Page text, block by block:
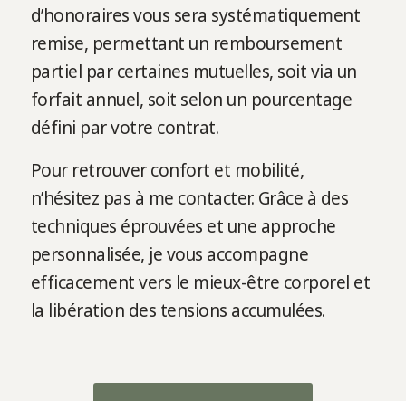
d’honoraires vous sera systématiquement
remise, permettant un remboursement
partiel par certaines mutuelles, soit via un
forfait annuel, soit selon un pourcentage
défini par votre contrat.
Pour retrouver confort et mobilité,
n’hésitez pas à me contacter. Grâce à des
techniques éprouvées et une approche
personnalisée, je vous accompagne
efficacement vers le mieux-être corporel et
la libération des tensions accumulées.